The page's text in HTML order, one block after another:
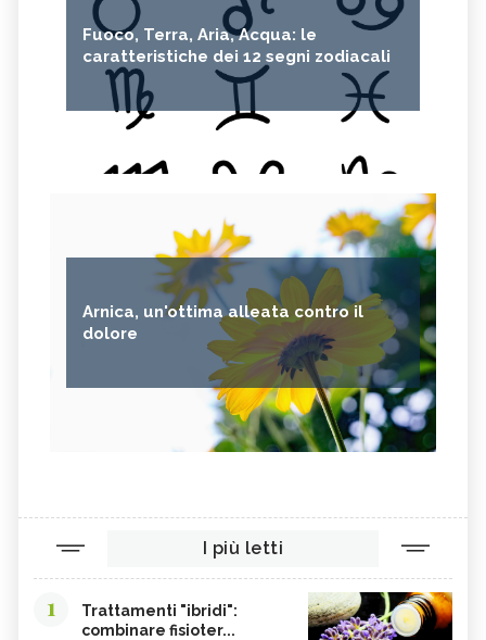
Fuoco, Terra, Aria, Acqua: le
caratteristiche dei 12 segni zodiacali
Arnica, un'ottima alleata contro il
dolore
I più letti
1
Trattamenti "ibridi":
combinare fisioter...